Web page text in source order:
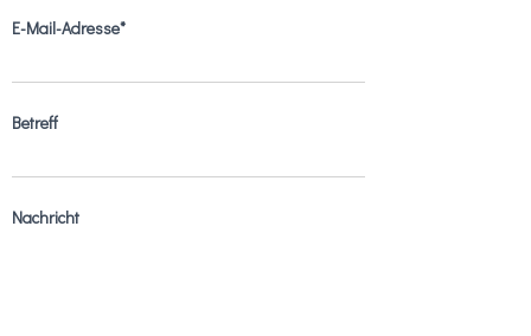
E-Mail-Adresse*
Betreff
Nachricht